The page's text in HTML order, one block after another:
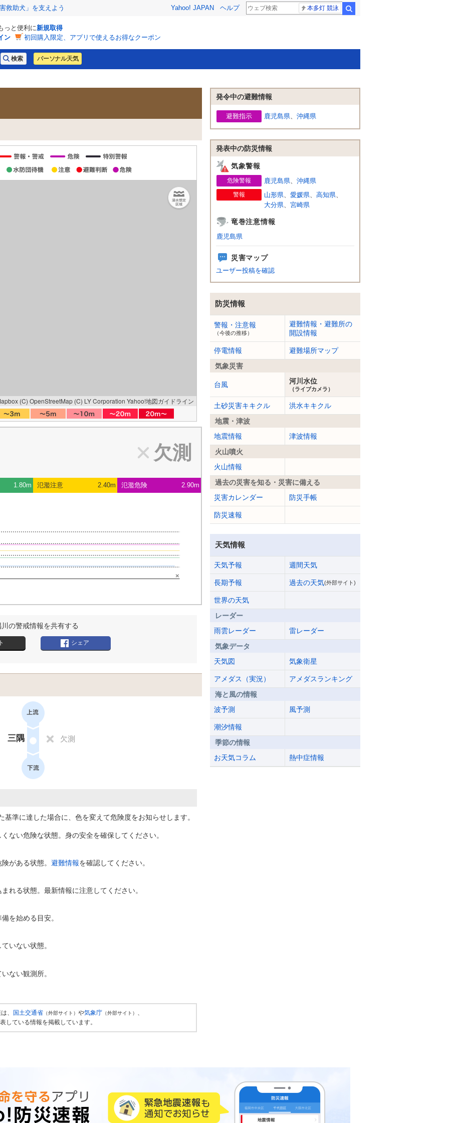
救助犬」を支えよう Yahoo! JAPAN ヘルプ 本多灯 競泳
っと便利に新規取得
ン
初回購入限定、アプリで使えるお得なクーポン
パーソナル天気
(C) OpenStreetMap (C) LY Corporation Yahoo!地図ガイドライン
欠測
1.80m 氾濫注意 2.40m 氾濫危険 2.90m
×
の警戒情報を共有する
シェア
三隅 欠測
準に達した場合に、色を変えて危険度をお知らせします。
ない危険な状態。身の安全を確保してください。
がある状態。 避難情報を確認してください。
れる状態。最新情報に注意してください。
を始める目安。
いない状態。
ない観測所。
、 国土交通省 （外部サイト） や気象庁 （外部サイト） 、
している情報を掲載しています。
発令中の避難情報
避難指示 鹿児島県、 沖縄県
発表中の防災情報
気象警報
危険警報 鹿児島県、 沖縄県
警報 山形県、 愛媛県、 高知県、
大分県、 宮崎県
竜巻注意情報
鹿児島県
災害マップ
ユーザー投稿を確認
防災情報
警報・注意報
（今後の推移）
避難情報・避難所の
開設情報
停電情報
避難場所マップ
気象災害
台風 河川水位
（ライブカメラ）
土砂災害キキクル
洪水キキクル
地震・津波
地震情報
津波情報
火山噴火
火山情報
過去の災害を知る・災害に備える
災害カレンダー
防災手帳
防災速報
天気情報
天気予報 週間天気
長期予報 過去の天気(外部サイト)
世界の天気
レーダー
雨雲レーダー
雷レーダー
気象データ
天気図
気象衛星
アメダス（実況）
アメダスランキング
海と風の情報
波予測
風予測
潮汐情報
季節の情報
お天気コラム
熱中症情報